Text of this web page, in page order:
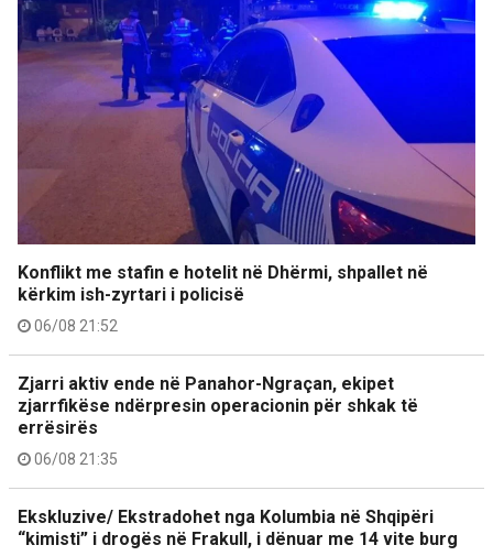
Konflikt me stafin e hotelit në Dhërmi, shpallet në
kërkim ish-zyrtari i policisë
06/08 21:52
Zjarri aktiv ende në Panahor-Ngraçan, ekipet
zjarrfikëse ndërpresin operacionin për shkak të
errësirës
06/08 21:35
Ekskluzive/ Ekstradohet nga Kolumbia në Shqipëri
“kimisti” i drogës në Frakull, i dënuar me 14 vite burg